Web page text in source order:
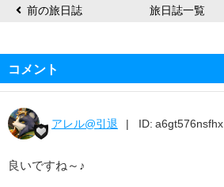
前の旅日誌 旅日誌一覧
コメント
アレル@引退 ID: a6gt576nsfhx
良いですね～♪